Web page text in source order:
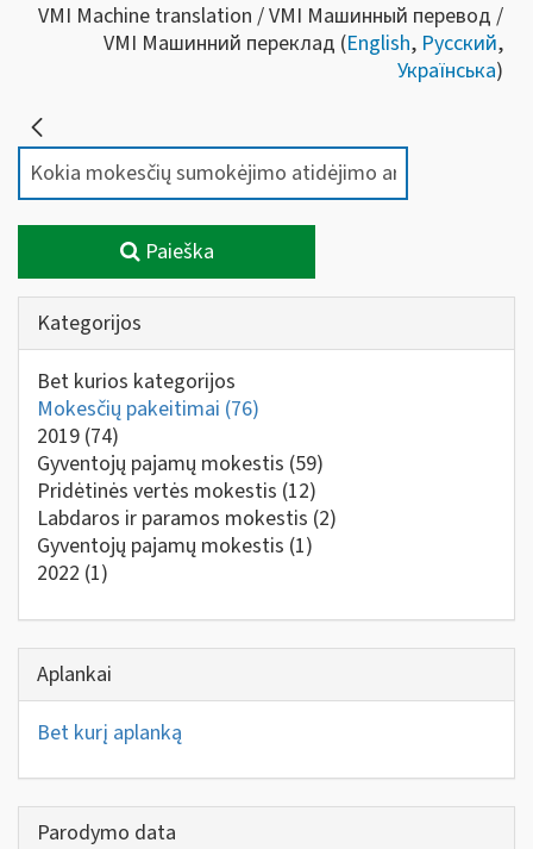
VMI Machine translation / VMI Машинный перевод /
VMI Машинний переклад (English, Русский,
Українська)
Paieška
Kategorijos
Bet kurios kategorijos
Mokesčių pakeitimai (76)
2019 (74)
Gyventojų pajamų mokestis (59)
Pridėtinės vertės mokestis (12)
Labdaros ir paramos mokestis (2)
Gyventojų pajamų mokestis (1)
2022 (1)
Aplankai
Bet kurį aplanką
Parodymo data